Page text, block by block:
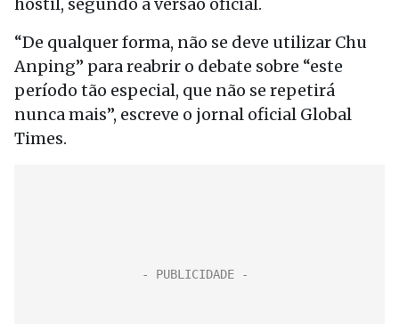
“De qualquer forma, não se deve utilizar Chu
Anping” para reabrir o debate sobre “este
período tão especial, que não se repetirá
nunca mais”, escreve o jornal oficial Global
Times.